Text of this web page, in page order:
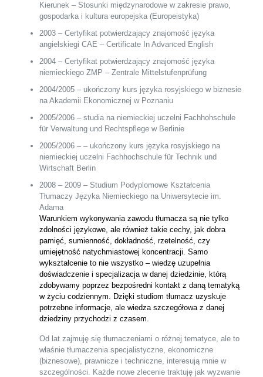
Kierunek – Stosunki międzynarodowe w zakresie prawo,
gospodarka i kultura europejska (Europeistyka)
2003 – Certyfikat potwierdzający znajomość języka
angielskiegi CAE – Certificate In Advanced English
2004 – Certyfikat potwierdzający znajomość języka
niemieckiego ZMP – Zentrale Mittelstufenprüfung
2004/2005 – ukończony kurs języka rosyjskiego w biznesie
na Akademii Ekonomicznej w Poznaniu
2005/2006 – studia na niemieckiej uczelni Fachhohschule
für Verwaltung und Rechtspflege w Berlinie
2005/2006 – – ukończony kurs języka rosyjskiego na
niemieckiej uczelni Fachhochschule für Technik und
Wirtschaft Berlin
2008 – 2009 – Studium Podyplomowe Kształcenia
Tłumaczy Języka Niemieckiego na Uniwersytecie im.
Adama
Warunkiem wykonywania zawodu tłumacza są nie tylko
zdolności językowe, ale również takie cechy, jak dobra
pamięć, sumienność, dokładność, rzetelność, czy
umiejętność natychmiastowej koncentracji. Samo
wykształcenie to nie wszystko – wiedzę uzupełnia
doświadczenie i specjalizacja w danej dziedzinie, którą
zdobywamy poprzez bezpośredni kontakt z daną tematyką
w życiu codziennym. Dzięki studiom tłumacz uzyskuje
potrzebne informacje, ale wiedza szczegółowa z danej
dziedziny przychodzi z czasem.
Od lat zajmuję się tłumaczeniami o różnej tematyce, ale to
właśnie tłumaczenia specjalistyczne, ekonomiczne
(biznesowe), prawnicze i techniczne, interesują mnie w
szczególności. Każde nowe zlecenie traktuję jak wyzwanie